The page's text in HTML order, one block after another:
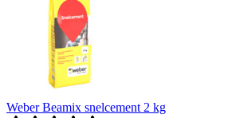
Weber Beamix snelcement 2 kg